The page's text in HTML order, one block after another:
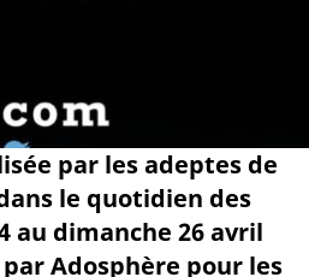
par les adeptes de
le quotidien des
au dimanche 26 avril
Adosphère pour les